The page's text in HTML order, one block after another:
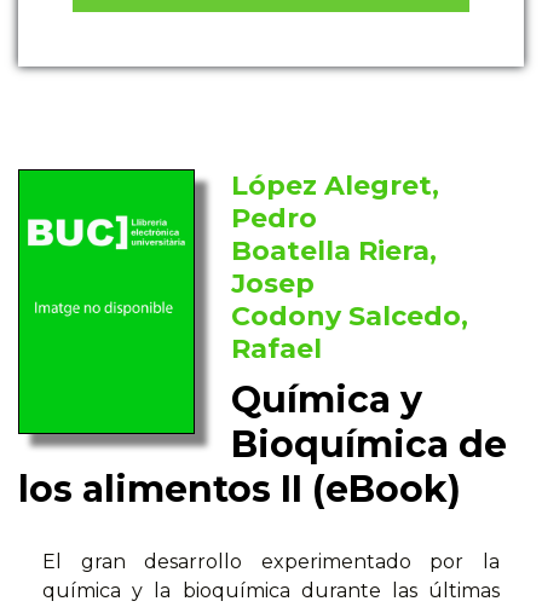
López Alegret,
Pedro
Boatella Riera,
Josep
Codony Salcedo,
Rafael
Química y
Bioquímica de
los alimentos II (eBook)
El gran desarrollo experimentado por la
química y la bioquímica durante las últimas